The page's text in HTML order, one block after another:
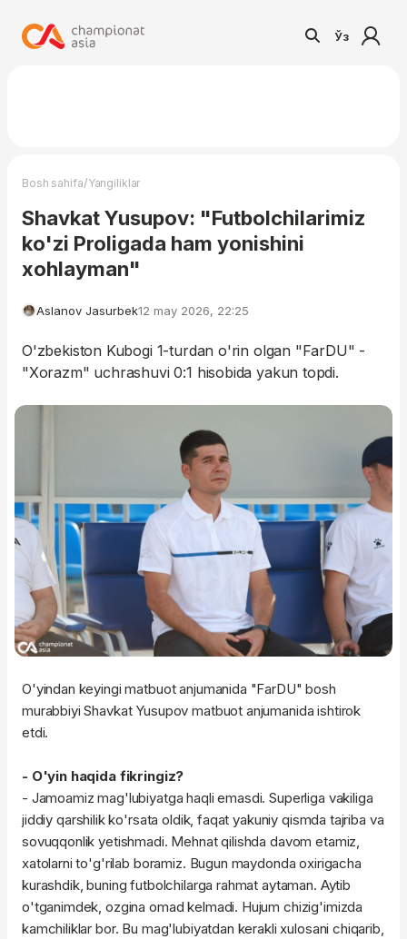
Ўз
Bosh sahifa/Yangiliklar
Shavkat Yusupov: "Futbolchilarimiz
ko'zi Proligada ham yonishini
xohlayman"
Aslanov Jasurbek12 may 2026, 22:25
O'zbekiston Kubogi 1-turdan o'rin olgan "FarDU" -
"Xorazm" uchrashuvi 0:1 hisobida yakun topdi.
O'yindan keyingi matbuot anjumanida "FarDU" bosh
murabbiyi Shavkat Yusupov matbuot anjumanida ishtirok
etdi.
- O'yin haqida fikringiz?
- Jamoamiz mag'lubiyatga haqli emasdi. Superliga vakiliga
jiddiy qarshilik ko'rsata oldik, faqat yakuniy qismda tajriba va
sovuqqonlik yetishmadi. Mehnat qilishda davom etamiz,
xatolarni to'g'rilab boramiz. Bugun maydonda oxirigacha
kurashdik, buning futbolchilarga rahmat aytaman. Aytib
o'tganimdek, ozgina omad kelmadi. Hujum chizig'imizda
kamchiliklar bor. Bu mag'lubiyatdan kerakli xulosani chiqarib,